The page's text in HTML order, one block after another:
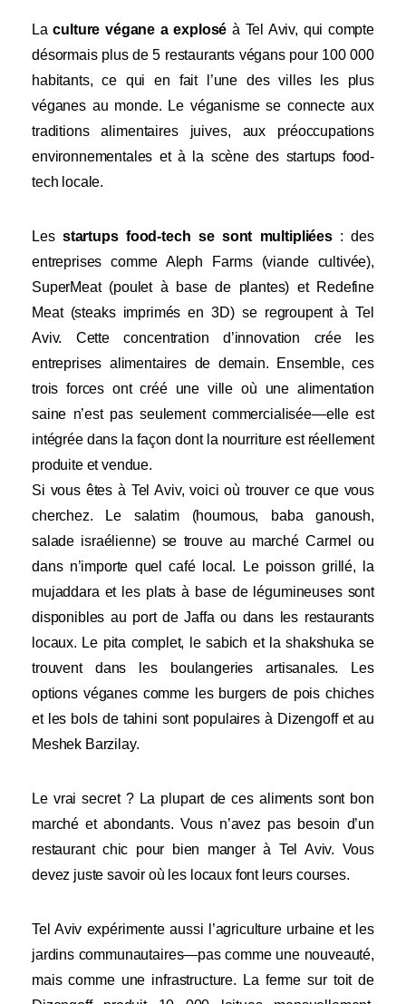
Laculture végane a explosé à Tel Aviv, qui compte
désormais plus de 5 restaurants végans pour 100 000
habitants, ce qui en fait l’une des villes les plus
véganes au monde. Le véganisme se connecte aux
traditions alimentaires juives, aux préoccupations
environnementales et à la scène des startups food-
tech locale.
Les startups food-tech se sont multipliées: des
entreprises comme Aleph Farms (viande cultivée),
SuperMeat (poulet à base de plantes) et Redefine
Meat (steaks imprimés en 3D) se regroupent à Tel
Aviv. Cette concentration d’innovation crée les
entreprises alimentaires de demain. Ensemble, ces
trois forces ont créé une ville où une alimentation
saine n’est pas seulement commercialisée—elle est
intégrée dans la façon dont la nourriture est réellement
produite et vendue.
Si vous êtes à Tel Aviv, voici où trouver ce que vous
cherchez. Le salatim (houmous, baba ganoush,
salade israélienne) se trouve au marché Carmel ou
dans n’importe quel café local. Le poisson grillé, la
mujaddara et les plats à base de légumineuses sont
disponibles au port de Jaffa ou dans les restaurants
locaux. Le pita complet, le sabich et la shakshuka se
trouvent dans les boulangeries artisanales. Les
options véganes comme les burgers de pois chiches
et les bols de tahini sont populaires à Dizengoff et au
Meshek Barzilay.
Le vrai secret ? La plupart de ces aliments sont bon
marché et abondants. Vous n’avez pas besoin d’un
restaurant chic pour bien manger à Tel Aviv. Vous
devez juste savoir où les locaux font leurs courses.
Tel Aviv expérimente aussi l’agriculture urbaine et les
jardins communautaires—pas comme une nouveauté,
mais comme une infrastructure. La ferme sur toit de